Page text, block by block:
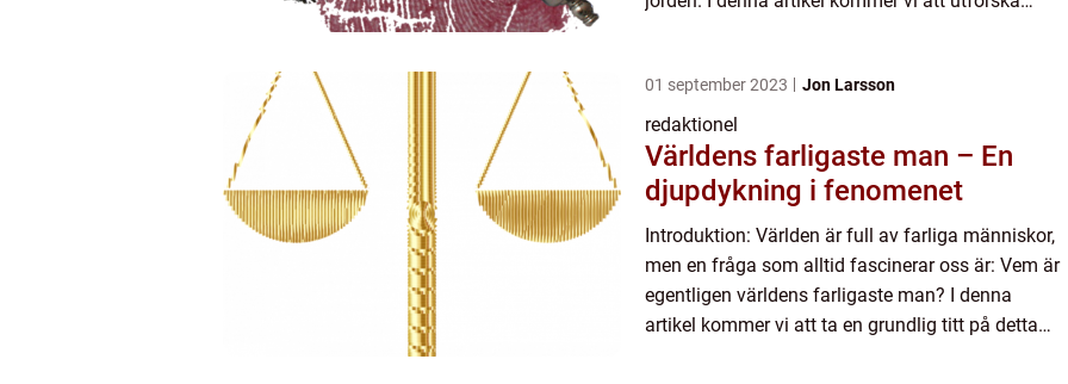
01 september 2023 Jon Larsson
redaktionel
Världens farligaste man – En
djupdykning i fenomenet
Introduktion: Världen är full av farliga människor,
men en fråga som alltid fascinerar oss är: Vem är
egentligen världens farligaste man? I denna
artikel kommer vi att ta en grundlig titt på detta